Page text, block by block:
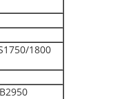
1800